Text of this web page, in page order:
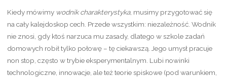
Kiedy mówimy wodnik charakterystyka, musimy przygotować się
na cały kalejdoskop cech. Przede wszystkim: niezależność. Wodnik
nie znosi, gdy ktoś narzuca mu zasady, dlatego w szkole zadań
domowych robił tylko połowę – tę ciekawszą. Jego umysł pracuje
non stop, często w trybie eksperymentalnym. Lubi nowinki
technologiczne, innowacje, ale też teorie spiskowe (pod warunkiem,